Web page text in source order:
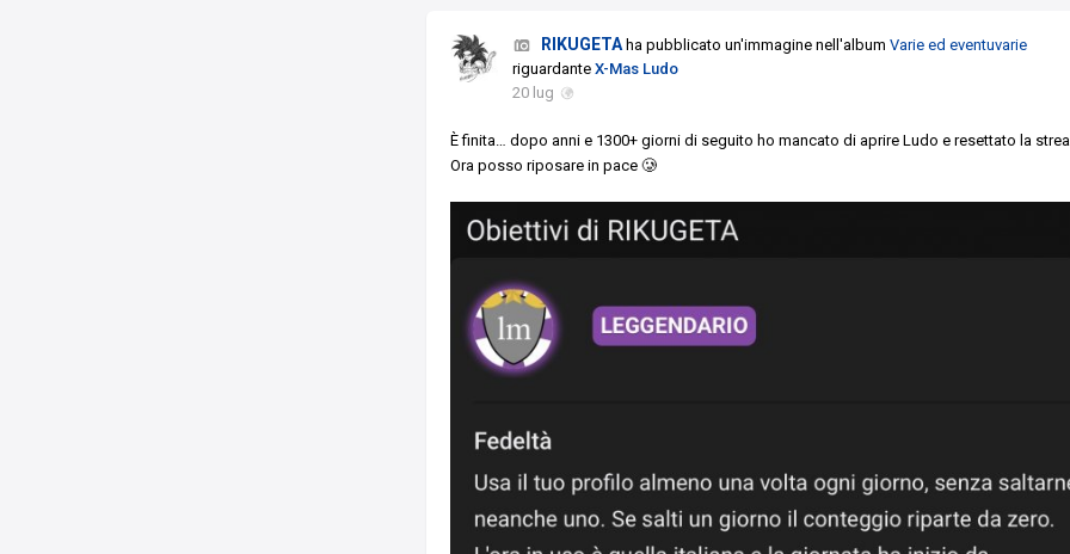
RIKUGETA ha pubblicato un'immagine nell'albumVarie ed eventuvarie
riguardanteX-Mas Ludo
20 lug
È finita… dopo anni e 1300+ giorni di seguito ho mancato di aprire Ludo e resettato la
Ora posso riposare in pace 🥲